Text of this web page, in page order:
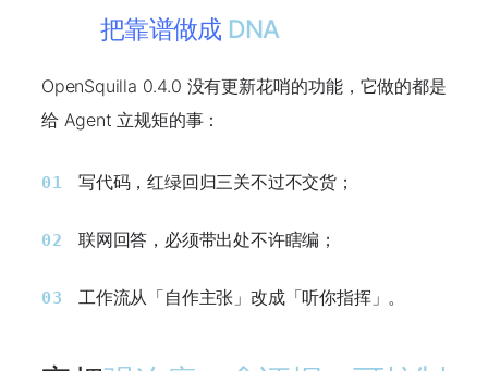
把靠谱做成 DNA
OpenSquilla 0.4.0 没有更新花哨的功能，它做的都是
给 Agent 立规矩的事：
01 写代码，红绿回归三关不过不交货 ；
02 联网回答， 必须带出处不许瞎编 ；
03 工作流从「自作主张」改成「听你指挥」 。